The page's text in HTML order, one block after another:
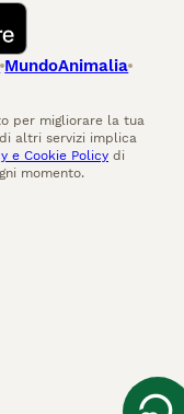
MundoAnimalia
per migliorare la tua
altri servizi implica
e Cookie Policy di
momento.